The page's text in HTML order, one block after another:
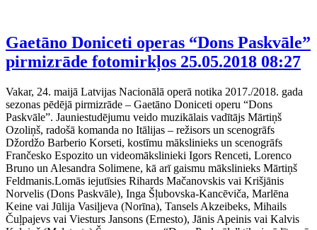
Gaetāno Doniceti operas “Dons Paskvāle”
pirmizrāde fotomirkļos 25.05.2018 08:27
Vakar, 24. maijā Latvijas Nacionālā operā notika 2017./2018. gada
sezonas pēdējā pirmizrāde – Gaetāno Doniceti operu “Dons
Paskvāle”. Jauniestudējumu veido muzikālais vadītājs Mārtiņš
Ozoliņš, radošā komanda no Itālijas – režisors un scenogrāfs
Džordžo Barberio Korseti, kostīmu mākslinieks un scenogrāfs
Frančesko Espozito un videomākslinieki Igors Renceti, Lorenco
Bruno un Alesandra Solimene, kā arī gaismu mākslinieks Mārtiņš
Feldmanis.Lomās iejutīsies Rihards Mačanovskis vai Krišjānis
Norvelis (Dons Paskvāle), Inga Šļubovska-Kancēviča, Marlēna
Keine vai Jūlija Vasiļjeva (Norīna), Tansels Akzeibeks, Mihails
Čuļpajevs vai Viesturs Jansons (Ernesto), Jānis Apeinis vai Kalvis